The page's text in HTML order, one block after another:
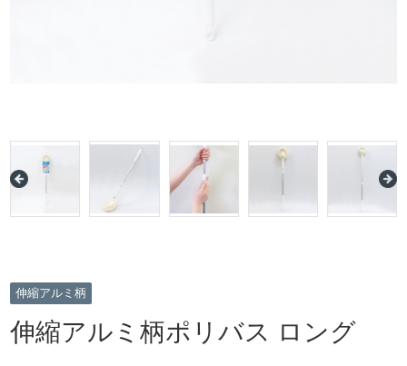
伸縮アルミ柄
伸縮アルミ柄ポリバス ロング